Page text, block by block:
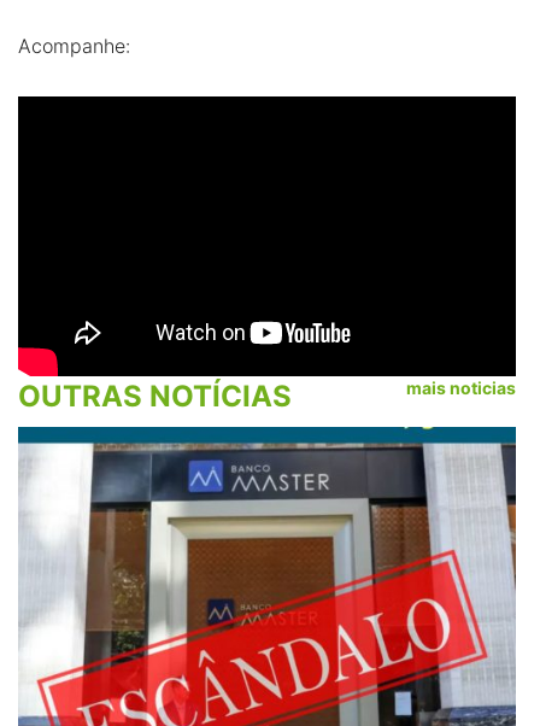
Acompanhe:
OUTRAS NOTÍCIAS mais noticias